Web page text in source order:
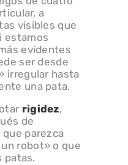
a
visibles que
estamos
evidentes
ser desde
irregular hasta
una pata.
rigidez,
de
parezca
robot» o que
patas.